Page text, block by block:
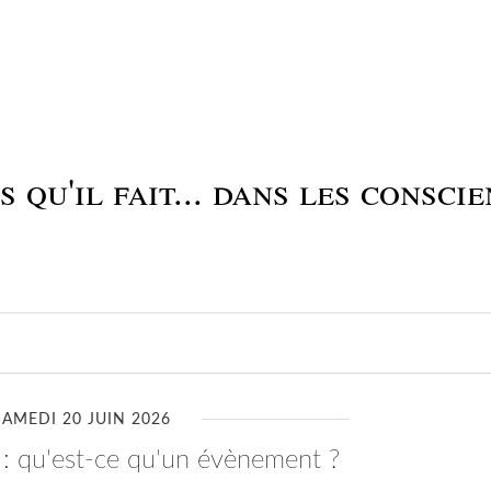
qu'il fait... dans les
20 JUIN 2026
: qu'est-ce qu'un évènement ?